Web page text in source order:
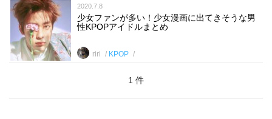
2020.7.8
少女ファンが多い！少女漫画に出てきそうな男
性KPOPアイドルまとめ
riri KPOP
1 件